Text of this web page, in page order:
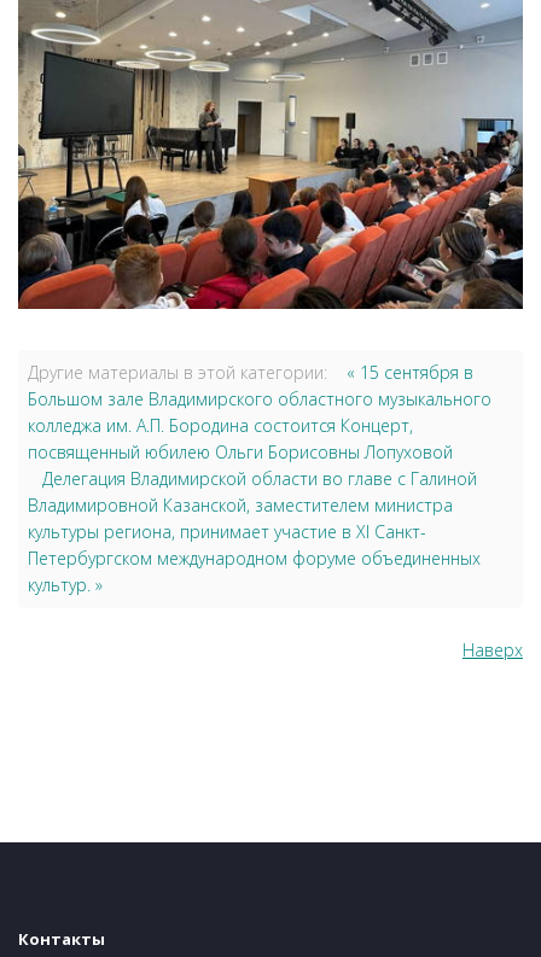
Другие материалы в этой категории:
« 15 сентября в
Большом зале Владимирского областного музыкального
колледжа им. А.П. Бородина состоится Концерт,
посвященный юбилею Ольги Борисовны Лопуховой
Делегация Владимирской области во главе с Галиной
Владимировной Казанской, заместителем министра
культуры региона, принимает участие в XI Санкт-
Петербургском международном форуме объединенных
культур. »
Наверх
Контакты